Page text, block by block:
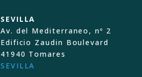
SEVILLA
Av. del Mediterraneo, nº 2
Edificio Zaudin Boulevard
41940 Tomares
SEVILLA